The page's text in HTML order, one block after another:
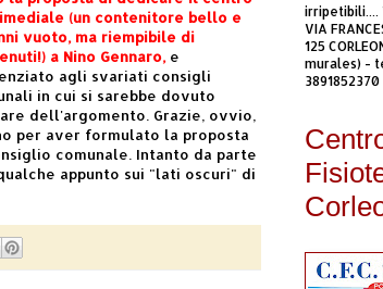
(un contenitore bello e
vuoto, ma riempibile di
a Nino Gennaro, e
agli svariati consigli
in cui si sarebbe dovuto
dell'argomento. Grazie, ovvio,
per aver formulato la proposta
comunale. Intanto da parte
appunto sui "lati oscuri" di
irripetibili....
VIA
125
murales) -
3891852370